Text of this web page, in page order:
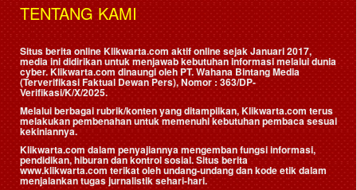
TENTANG KAMI
Situs berita online Klikwarta.com aktif online sejak Januari 2017,
media ini didirikan untuk menjawab kebutuhan informasi melalui dunia
cyber. Klikwarta.com dinaungi oleh PT. Wahana Bintang Media
(Terverifikasi Faktual Dewan Pers), Nomor : 363/DP-
Verifikasi/K/X/2025.
Melalui berbagai rubrik/konten yang ditampilkan, Klikwarta.com terus
melakukan pembenahan untuk memenuhi kebutuhan pembaca sesuai
kekiniannya.
Klikwarta.com dalam penyajiannya mengemban fungsi informasi,
pendidikan, hiburan dan kontrol sosial. Situs berita
www.klikwarta.com terikat oleh undang-undang dan kode etik dalam
menjalankan tugas jurnalistik sehari-hari.